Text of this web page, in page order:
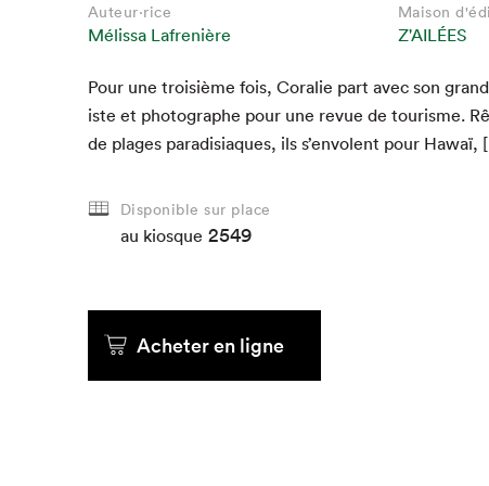
Auteur·rice
Mélissa Lafrenière
Maison
Z'AILÉES
Pour une troisième fois, Coralie part avec son
iste et pho­tographe pour une revue de tourisme.
de plages par­a­disi­aques, ils s’en­v­o­lent pour Hawaï,
Disponible sur place
au kiosque 2549
Acheter en ligne